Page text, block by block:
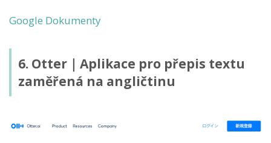
Google Dokumenty
6. Otter｜Aplikace pro přepis textu
zaměřená na angličtinu